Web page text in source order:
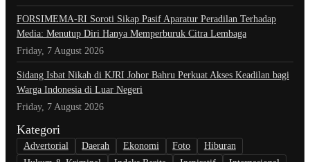
​FORSIMEMA-RI Soroti Sikap Pasif Aparatur Peradilan Terhadap
Media: Menutup Diri Hanya Memperburuk Citra Lembaga
Friday, 7 August 2026
Sidang Isbat Nikah di KJRI Johor Bahru Perkuat Akses Keadilan bagi
Warga Indonesia di Luar Negeri
Friday, 7 August 2026
Kategori
Advertorial Daerah Ekonomi Foto
Hiburan